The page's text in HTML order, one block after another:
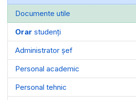
Documente utile
Orar studenți
Administrator șef
Personal academic
Personal tehnic